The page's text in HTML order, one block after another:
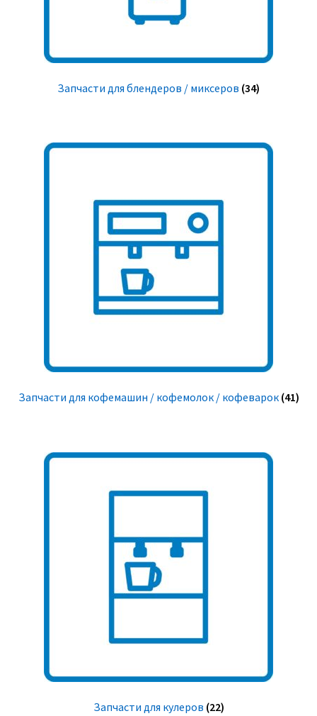
Запчасти для блендеров / миксеров (34)
Запчасти для кофемашин / кофемолок / кофеварок (41)
Запчасти для кулеров (22)